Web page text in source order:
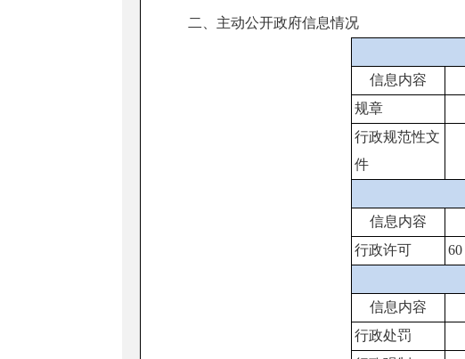
二、主动公开政府信息情况
信息内容
规章
行政规范性文
件
信息内容
行政许可
60
信息内容
行政处罚